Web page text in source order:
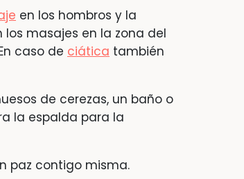
en los hombros y la
masajes en la zona del
caso de ciática también
de cerezas, un baño o
la espalda para la
paz contigo misma.